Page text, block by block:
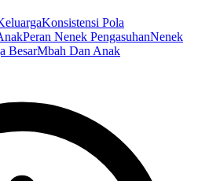
Konsistensi Pola
Peran Nenek PengasuhanNenek
BesarMbah Dan Anak